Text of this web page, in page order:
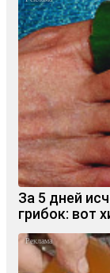
За 5 дней
грибок: вот